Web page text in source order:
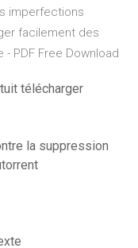
imperfections
facilement des
PDF Free Download
télécharger
la suppression